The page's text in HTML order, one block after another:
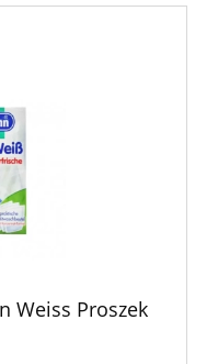
Weiss Proszek